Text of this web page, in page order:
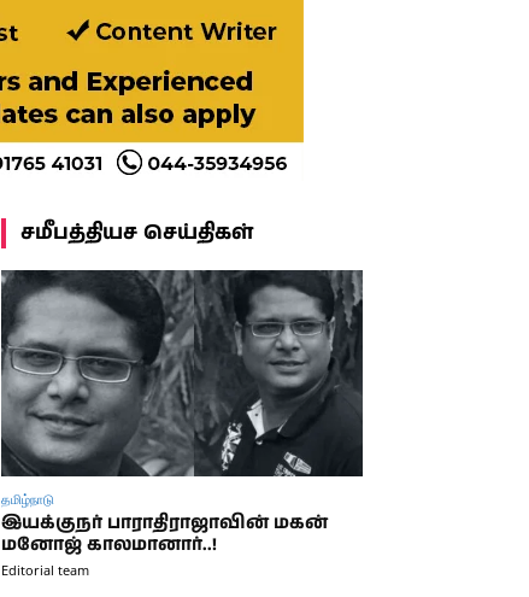
சமீபத்தியச செய்திகள்
தமிழ்நாடு
இயக்குநர் பாராதிராஜாவின் மகன்
மனோஜ் காலமானார்..!
Editorial team